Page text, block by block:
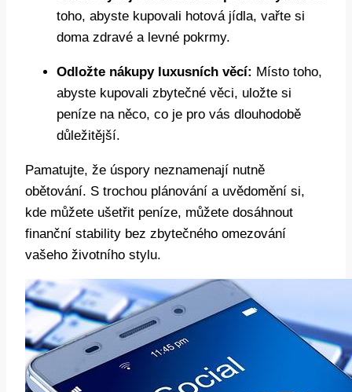
toho, abyste kupovali hotová jídla, vařte si
doma zdravé a levné pokrmy.
Odložte nákupy luxusních věcí: Místo toho,
abyste kupovali zbytečné věci, uložte si
peníze na něco, co je pro vás dlouhodobě
důležitější.
Pamatujte, že úspory neznamenají nutně
obětování. S trochou plánování a uvědomění si,
kde můžete ušetřit peníze, můžete dosáhnout
finanční stability bez zbytečného omezování
vašeho životního stylu.